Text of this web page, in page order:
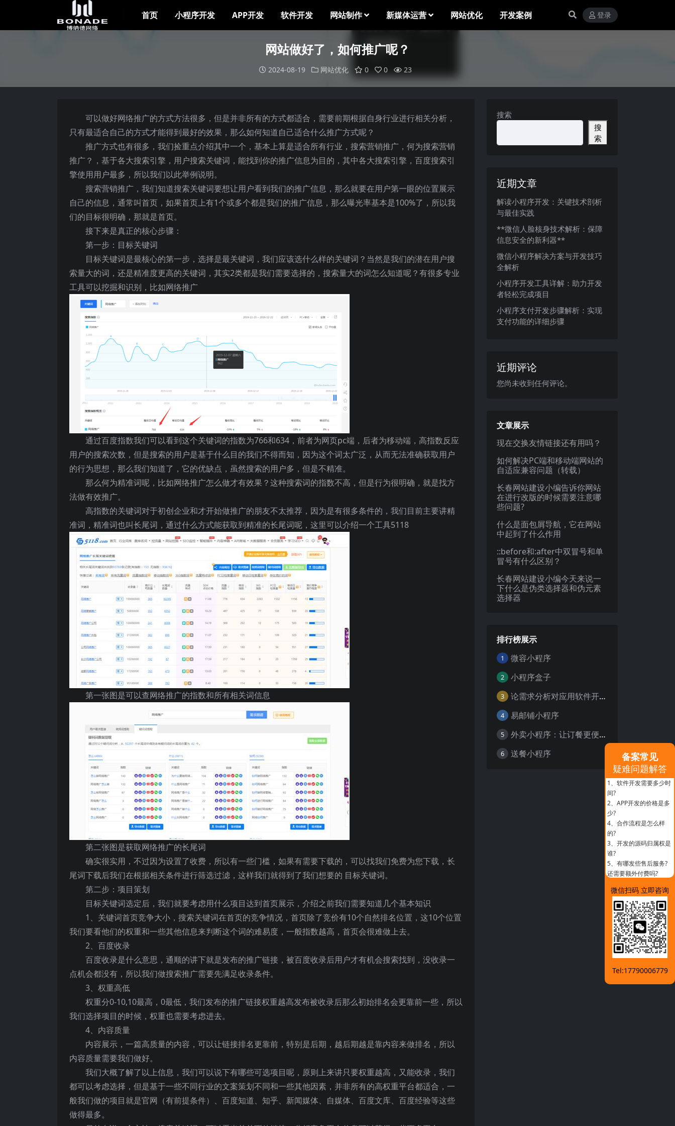
首页 小程序开发 APP开发 软件开发 网站制作 新媒体运营 网站优化 开发案例 登录
网站做好了，如何推广呢？
2024-08-19 网站优化 0 0 23
可以做好网络推广的方式方法很多，但是并非所有的方式都适合，需要前期根据自身行业进行相关分析，
只有最适合自己的方式才能得到最好的效果，那么如何知道自己适合什么推广方式呢？
推广方式也有很多，我们捡重点介绍其中一个，基本上算是适合所有行业，搜索营销推广，何为搜索营销
推广？，基于各大搜索引擎，用户搜索关键词，能找到你的推广信息为目的，其中各大搜索引擎，百度搜索引
擎使用用户最多，所以我们以此举例说明。
搜索营销推广，我们知道搜索关键词要想让用户看到我们的推广信息，那么就要在用户第一眼的位置展示
自己的信息，通常叫首页，如果首页上有1个或多个都是我们的推广信息，那么曝光率基本是100%了，所以我
们的目标很明确，那就是首页。
接下来是真正的核心步骤：
第一步：目标关键词
目标关键词是最核心的第一步，选择是最关键词，我们应该选什么样的关键词？当然是我们的潜在用户搜
索量大的词，还是精准度更高的关键词，其实2类都是我们需要选择的，搜索量大的词怎么知道呢？有很多专业
工具可以挖掘和识别，比如网络推广
通过百度指数我们可以看到这个关键词的指数为766和634，前者为网页pc端，后者为移动端，高指数反应
用户的搜索次数，但是搜索的用户是基于什么目的我们不得而知，因为这个词太广泛，从而无法准确获取用户
的行为思想，那么我们知道了，它的优缺点，虽然搜索的用户多，但是不精准。
那么何为精准词呢，比如网络推广怎么做才有效果？这种搜索词的指数不高，但是行为很明确，就是找方
法做有效推广。
高指数的关键词对于初创企业和才开始做推广的朋友不太推荐，因为是有很多条件的，我们目前主要讲精
准词，精准词也叫长尾词，通过什么方式能获取到精准的长尾词呢，这里可以介绍一个工具5118
第一张图是可以查网络推广的指数和所有相关词信息
第二张图是获取网络推广的长尾词
确实很实用，不过因为设置了收费，所以有一些门槛，如果有需要下载的，可以找我们免费为您下载，长
尾词下载后我们在根据相关条件进行筛选过滤，这样我们就得到了我们想要的 目标关键词。
第二步：项目策划
目标关键词选定后，我们就要考虑用什么项目达到首页展示，介绍之前我们需要知道几个基本知识
1、关键词首页竞争大小，搜索关键词在首页的竞争情况，首页除了竞价有10个自然排名位置，这10个位置
我们要看他们的权重和一些其他信息来判断这个词的难易度，一般指数越高，首页会很难做上去。
2、百度收录
百度收录是什么意思，通顺的讲下就是发布的推广链接，被百度收录后用户才有机会搜索找到，没收录一
点机会都没有，所以我们做搜索推广需要先满足收录条件。
3、权重高低
权重分0-10,10最高，0最低，我们发布的推广链接权重越高发布被收录后那么初始排名会更靠前一些，所以
我们选择项目的时候，权重也需要考虑进去。
4、内容质量
内容展示，一篇高质量的内容，可以让链接排名更靠前，特别是后期，越后期越是靠内容来做排名，所以
内容质量需要我们做好。
我们大概了解了以上信息，我们可以说下有哪些可选项目呢，原则上来讲只要权重越高，又能收录，我们
都可以考虑选择，但是基于一些不同行业的文案策划不同和一些其他因素，并非所有的高权重平台都适合，一
般我们做的项目就是官网（有前提条件）、百度知道、知乎、新闻媒体、自媒体、百度文库、百度经验等这些
做得最多。
搜索
搜
索
近期文章
解读小程序开发：关键技术剖析
与最佳实践
**微信人脸核身技术解析：保障
信息安全的新利器**
微信小程序解决方案与开发技巧
全解析
小程序开发工具详解：助力开发
者轻松完成项目
小程序支付开发步骤解析：实现
支付功能的详细步骤
近期评论
您尚未收到任何评论。
文章展示
现在交换友情链接还有用吗？
如何解决PC端和移动端网站的
自适应兼容问题（转载）
长春网站建设小编告诉你网站
在进行改版的时候需要注意哪
些问题?
什么是面包屑导航，它在网站
中起到了什么作用
::before和:after中双冒号和单
冒号有什么区别？
长春网站建设小编今天来说一
下什么是伪类选择器和伪元素
选择器
排行榜展示
1 微容小程序
2 小程序盒子
3 论需求分析对应用软件开发的重要性
4 易邮铺小程序
5 外卖小程序：让订餐更便捷，吃货的福音
6 送餐小程序
备案常见
疑难问题解答
1、 软件开发需要多少时
间?
2、 APP开发的价格是多
少?
4、 合作流程是怎么样
的?
3、 开发的源码归属权是
谁?
5、 有哪发些售后服务?
还需要额外付费吗?
微信扫码 立即咨询
Tel:17790006779